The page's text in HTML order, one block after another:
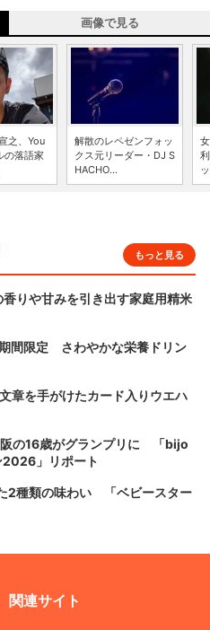
画像で見る
之、You
の落語家
解散のレペゼンフォッ
クス元リーダー・DJ S
HACHO...
もっと見る
りや甘みを引き出す家庭用精米
間限定 さわやかな栄養ドリン
章を手がけたカード入りウエハ
の16歳がグランプリに 「bijo
」リポート
2種類の味わい 「ベビースター
関連サイト